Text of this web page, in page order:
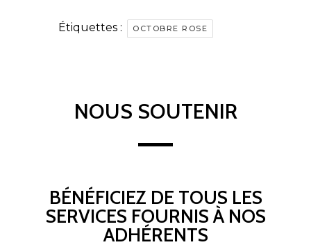
Étiquettes : OCTOBRE ROSE
NOUS SOUTENIR
BÉNÉFICIEZ DE TOUS LES
SERVICES FOURNIS À NOS
ADHÉRENTS